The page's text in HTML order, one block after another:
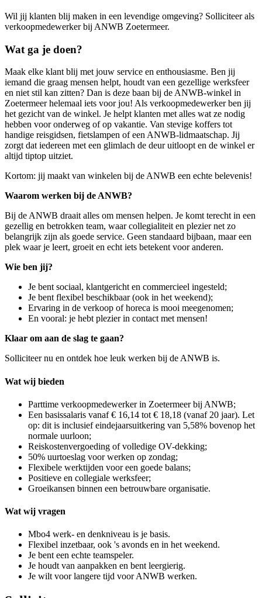
Wil jij klanten blij maken in een levendige omgeving? Solliciteer als
verkoopmedewerker bij ANWB Zoetermeer.
Wat ga je doen?
Maak elke klant blij met jouw service en enthousiasme. Ben jij
iemand die graag mensen helpt, houdt van een gezellige werksfeer
en niet stil kan zitten? Dan is deze baan bij de ANWB-winkel in
Zoetermeerhelemaal iets voor jou! Als verkoopmedewerker ben jij
het gezicht van de winkel. Je helpt klanten met alles wat ze nodig
hebben voor onderweg of op vakantie. Van stevige koffers tot
handige reisgidsen, fietslampen of een ANWB-lidmaatschap. Jij
zorgt dat iedereen met een glimlach de deur uitloopt en de winkel er
altijd tiptop uitziet.
Kortom: jij maakt van winkelen bij de ANWB een echte belevenis!
Waarom werken bij de ANWB?
Bij de ANWB draait alles om mensen helpen. Je komt terecht in een
gezellig en betrokken team, waar collegialiteit en plezier net zo
belangrijk zijn als goede service. Geen standaard bijbaan, maar een
plek waar je leert, groeit en echt iets betekent voor anderen.
Wie ben jij?
Je bent sociaal, klantgericht en commercieel ingesteld;
Je bent flexibel beschikbaar (ook in het weekend);
Ervaring in de verkoop of horeca is mooi meegenomen;
En vooral: je hebt plezier in contact met mensen!
Klaar om aan de slag te gaan?
Solliciteer nu en ontdek hoe leuk werken bij de ANWB is.
Wat wij bieden
Parttime verkoopmedewerker in Zoetermeer bij ANWB;
Een basissalaris vanaf € 16,14 tot € 18,18 (vanaf 20 jaar). Let
op: dit is inclusief eindejaarsuitkering van 5,58% bovenop het
normale uurloon;
Reiskostenvergoeding of volledige OV-dekking;
50% uurtoeslag voor werken op zondag;
Flexibele werktijden voor een goede balans;
Positieve en collegiale werksfeer;
Groeikansen binnen een betrouwbare organisatie.
Wat wij vragen
Mbo4 werk- en denkniveau is je basis.
Flexibel inzetbaar, ook 's avonds en in het weekend.
Je bent een echte teamspeler.
Je houdt van aanpakken en bent leergierig.
Je wilt voor langere tijd voor ANWB werken.